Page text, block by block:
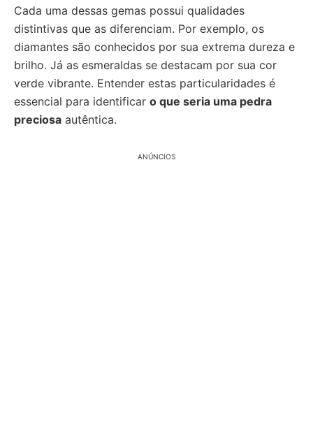
Cada uma dessas gemas possui qualidades
distintivas que as diferenciam. Por exemplo, os
diamantes são conhecidos por sua extrema dureza e
brilho. Já as esmeraldas se destacam por sua cor
verde vibrante. Entender estas particularidades é
essencial para identificar o que seria uma pedra
preciosa autêntica.
ANÚNCIOS